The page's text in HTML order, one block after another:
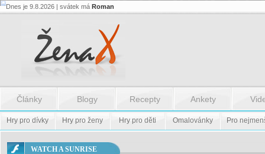
Flash.nazev
Flash.nazev
Dnes je 9.8.2026 | svátek má Roman
Články Blogy Recepty Ankety
Hry pro dívky Hry pro ženy Hry pro děti Omalovánky Pro
WATCH A SUNRISE